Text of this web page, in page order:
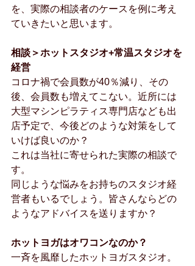
を、実際の相談者のケースを例に考え
ていきたいと思います。
相談＞ホットスタジオ+常温スタジオを
経営
コロナ禍で会員数が40％減り、その
後、会員数も増えてこない。近所には
大型マシンピラティス専門店なども出
店予定で、今後どのような対策をして
いけば良いのか？
これは当社に寄せられた実際の相談で
す。
同じような悩みをお持ちのスタジオ経
営者もいるでしょう。皆さんならどの
ようなアドバイスを送りますか？
ホットヨガはオワコンなのか？
一斉を風靡したホットヨガスタジオ。